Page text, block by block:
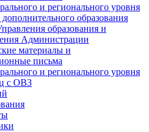
и регионального уровня
образования
образования и
Администрации
материалы и
письма
и регионального уровня
с ОВЗ